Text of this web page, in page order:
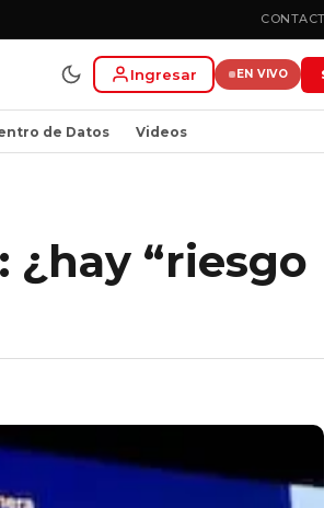
Ingresar EN VIVO
de Datos Videos
¿hay “riesgo